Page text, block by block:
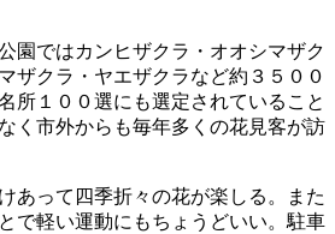
園ではカンヒザクラ・オオシマザク
ザクラ・ヤエザクラなど約３５００
所１００選にも選定されていること
く市外からも毎年多くの花見客が訪
あって四季折々の花が楽しる。また
で軽い運動にもちょうどいい。駐車